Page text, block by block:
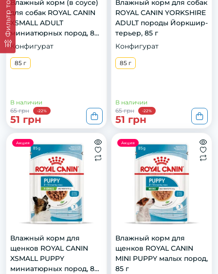
Влажный корм (в соусе)
для собак ROYAL CANIN
XSMALL ADULT
миниатюрных пород, 85
г
Конфигурат
85 г
В наличии
65 грн
-22%
51 грн
Влажный корм для собак
ROYAL CANIN YORKSHIRE
ADULT породы Йоркшир-
терьер, 85 г
Конфигурат
85 г
В наличии
65 грн
-22%
51 грн
Акция
Влажный корм для
щенков ROYAL CANIN
XSMALL PUPPY
миниатюрных пород, 85
Акция
Влажный корм для
щенков ROYAL CANIN
MINI PUPPY малых пород,
85 г